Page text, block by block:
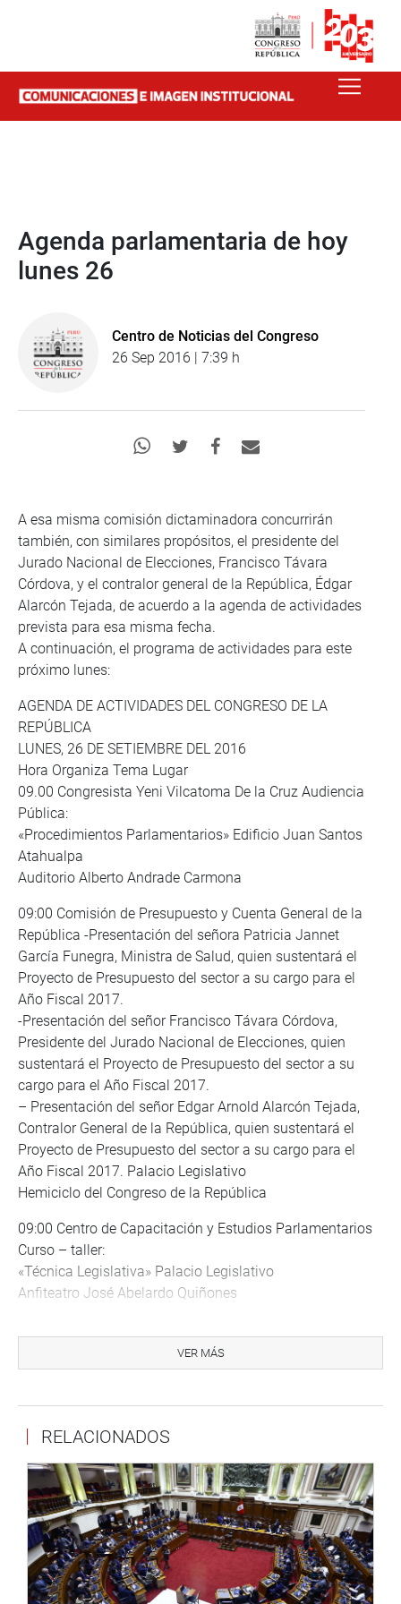
Agenda parlamentaria de hoy
lunes 26
Centro de Noticias del Congreso
26 Sep 2016 | 7:39 h
A esa misma comisión dictaminadora concurrirán
también, con similares propósitos, el presidente del
Jurado Nacional de Elecciones, Francisco Távara
Córdova, y el contralor general de la República, Édgar
Alarcón Tejada, de acuerdo a la agenda de actividades
prevista para esa misma fecha.
A continuación, el programa de actividades para este
próximo lunes:
AGENDA DE ACTIVIDADES DEL CONGRESO DE LA
REPÚBLICA
LUNES, 26 DE SETIEMBRE DEL 2016
Hora Organiza Tema Lugar
09.00 Congresista Yeni Vilcatoma De la Cruz Audiencia
Pública:
«Procedimientos Parlamentarios» Edificio Juan Santos
Atahualpa
Auditorio Alberto Andrade Carmona
09:00 Comisión de Presupuesto y Cuenta General de la
República -Presentación del señora Patricia Jannet
García Funegra, Ministra de Salud, quien sustentará el
Proyecto de Presupuesto del sector a su cargo para el
Año Fiscal 2017.
-Presentación del señor Francisco Távara Córdova,
Presidente del Jurado Nacional de Elecciones, quien
sustentará el Proyecto de Presupuesto del sector a su
cargo para el Año Fiscal 2017.
– Presentación del señor Edgar Arnold Alarcón Tejada,
Contralor General de la República, quien sustentará el
Proyecto de Presupuesto del sector a su cargo para el
Año Fiscal 2017. Palacio Legislativo
Hemiciclo del Congreso de la República
09:00 Centro de Capacitación y Estudios Parlamentarios
Curso – taller:
«Técnica Legislativa» Palacio Legislativo
Anfiteatro José Abelardo Quiñones
Absolución del pedido de opinión solicitado por la
Comisión de Constitución y Reglamento, respecto al
Reactivación Económica y Formalización; Seguridad
Saneamiento y Reorganización de Petroperú S.A. Palacio
Legislativo
Sala Francisco Bolognesi
09:30 Comisión Educación, Juventud y Deporte
1.Presentación del señor Saúl Barrera Ayala, Presidente
VER MÁS
RELACIONADOS